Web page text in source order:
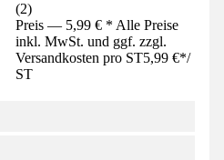
(2)
Preis — 5,99 € * Alle Preise
inkl. MwSt. und ggf. zzgl.
Versandkosten pro ST5,99 €*/
ST